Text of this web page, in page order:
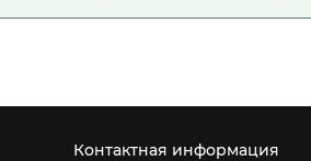
Контактная информация